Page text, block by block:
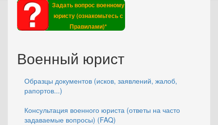
Задать вопрос военному
юристу (ознакомьтесь с
Правилами)*
Военный юрист
Образцы документов (исков, заявлений, жалоб,
рапортов...)
Консультация военного юриста (ответы на часто
задаваемые вопросы) (FAQ)